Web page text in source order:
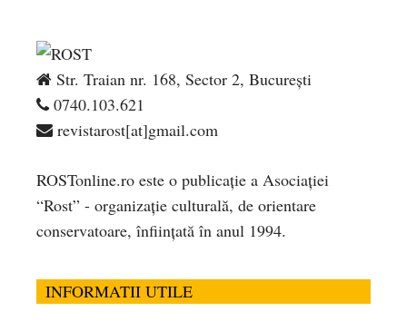
Str. Traian nr. 168, Sector 2, București
0740.103.621
revistarost[at]gmail.com
ROSTonline.ro este o publicaţie a Asociaţiei
“Rost” - organizaţie culturală, de orientare
conservatoare, înfiinţată în anul 1994.
INFORMATII UTILE